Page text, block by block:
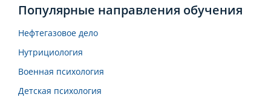
Популярные направления обучения
Нефтегазовое дело
Нутрициология
Военная психология
Детская психология